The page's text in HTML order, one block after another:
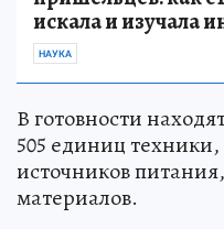
искала и изучала
НАУКА
В готовности
505 единиц техники,
источников
материалов.